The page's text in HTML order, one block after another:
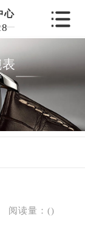
心
阅读量：()